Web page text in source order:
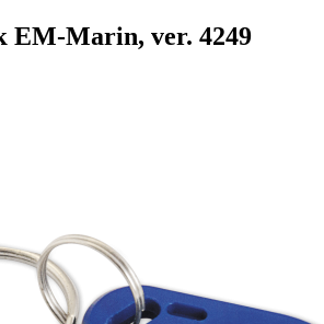
EM-Marin, ver. 4249